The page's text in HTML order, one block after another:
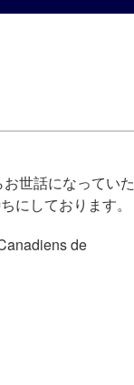
世話になっていた
にしております。
de